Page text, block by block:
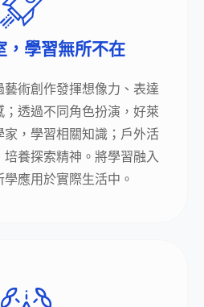
，學習無所不在
術創作發揮想像力、表達
透過不同角色扮演，好萊
，學習相關知識；戶外活
養探索精神。將學習融入
應用於實際生活中。